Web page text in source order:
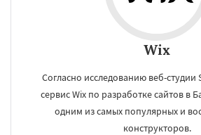
Wix
Согласно исследованию веб-студии
сервис Wix по разработке сайтов в
одним из самых популярных и
конструкторов.